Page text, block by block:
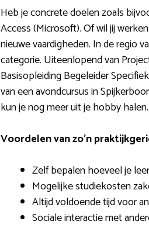
Heb je concrete doelen zoals
Access (Microsoft). Of wil jij
nieuwe vaardigheden. In de regio
categorie. Uiteenlopend van
Basisopleiding Begeleider
van een avondcursus in
kun je nog meer uit je hobby halen.
Voordelen van zo’n
Zelf bepalen hoeveel je
Mogelijke studiekosten
Altijd voldoende tijd voor
Sociale interactie met